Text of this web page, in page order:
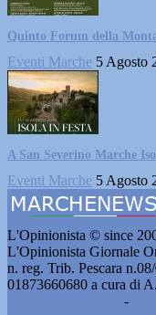
Quinto Forum della
Eventi Marche 5 Agosto
A San Severino Marche
Eventi Marche 5 Agosto
L'Opinionista © since
L'Opinionista Giornale
n. reg. Trib. Pescara
01873660680 a cura di
-